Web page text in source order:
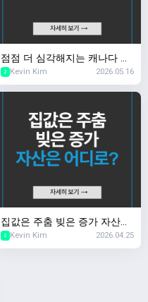
점점 더 심각해지는 캐나다 실
업률 문제
2 Kevin Kim 2026.05.16
집값은 주춤 빚은 증가 자산은
어디로?
2 Kevin Kim 2026.04.25